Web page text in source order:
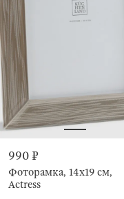
990 ₽
Фоторамка, 14х19 см,
Actress